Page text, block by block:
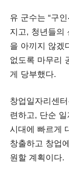
유 군수는 “구
지고, 청년들의
을 아끼지 않겠
없도록 마무리
게 당부했다.
창업일자리센
련하고, 단순
시대에 빠르게
창출하고 창업
원할 계획이다.